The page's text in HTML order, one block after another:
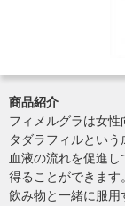
商品紹介
フィメルグラは女性
タダラフィルとい
血液の流れを促進
得ることができます。
飲み物と一緒に服用
Copyright ©